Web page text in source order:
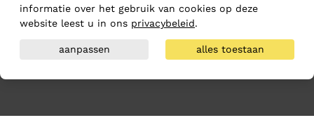
informatie over het gebruik van cookies op deze
website leest u in ons privacybeleid.
aanpassen alles toestaan